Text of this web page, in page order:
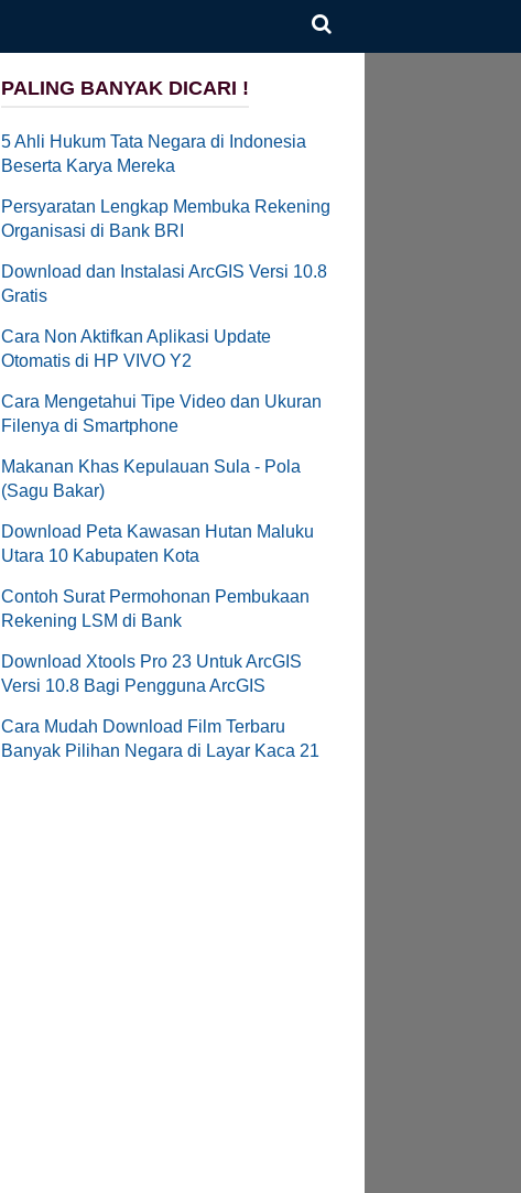
PALING BANYAK DICARI !
5 Ahli Hukum Tata Negara di Indonesia
Beserta Karya Mereka
Persyaratan Lengkap Membuka Rekening
Organisasi di Bank BRI
Download dan Instalasi ArcGIS Versi 10.8
Gratis
Cara Non Aktifkan Aplikasi Update
Otomatis di HP VIVO Y2
Cara Mengetahui Tipe Video dan Ukuran
Filenya di Smartphone
Makanan Khas Kepulauan Sula - Pola
(Sagu Bakar)
Download Peta Kawasan Hutan Maluku
Utara 10 Kabupaten Kota
Contoh Surat Permohonan Pembukaan
Rekening LSM di Bank
Download Xtools Pro 23 Untuk ArcGIS
Versi 10.8 Bagi Pengguna ArcGIS
Cara Mudah Download Film Terbaru
Banyak Pilihan Negara di Layar Kaca 21